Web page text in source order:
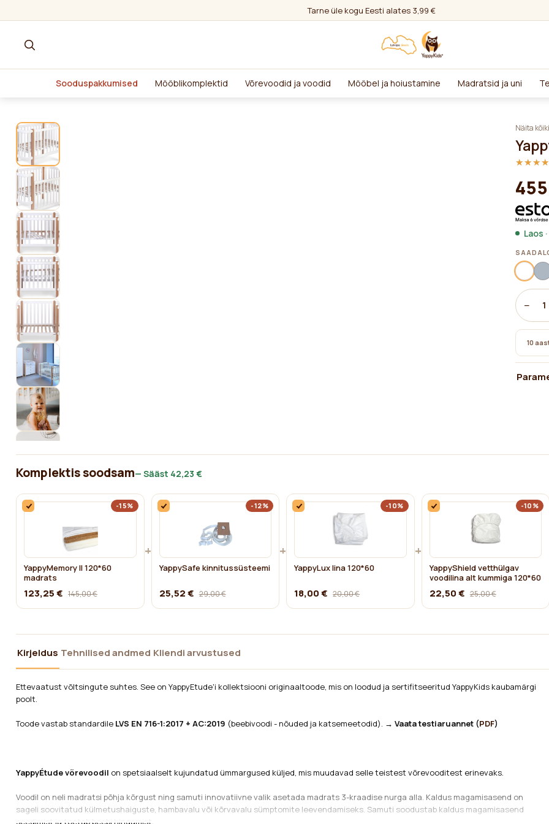
Tarne üle kogu Eesti alates 3,99 €
Sooduspakkumised Mööblikomplektid Võrevoodid ja voodid Mööbel ja hoiustamine Madratsid ja uni
Näita
Laos
− 1
10
Komplektis soodsam— Sääst 42,23 €
-15%
YappyMemory II 120*60
madrats
123,25 € 145,00 €
+
-12%
YappySafe kinnitussüsteemi
25,52 € 29,00 €
+
-10%
YappyLux lina 120*60
18,00 € 20,00 €
+
-10%
YappyShield vetthülgav
voodilina alt kummiga 120*60
22,50 € 25,00 €
Kirjeldus Tehnilised andmed Kliendi arvustused
Ettevaatust võltsingute suhtes. See on YappyEtude'i kollektsiooni originaaltoode, mis on loodud ja sertifitseeritud YappyKids kaubamärgi
poolt.
Toode vastab standardile LVS EN 716-1:2017 + AC:2019 (beebivoodi - nõuded ja katsemeetodid). → Vaata testiaruannet (PDF)
YappyÉtude võrevoodil on spetsiaalselt kujundatud ümmargused küljed, mis muudavad selle teistest võrevooditest erinevaks.
Voodil on neli madratsi põhja kõrgust ning samuti innovatiivne valik asetada madrats 3-kraadise nurga alla. Kaldus magamisasend on
sageli soovitatud külmetushaiguste, hambavalu või kõrvavalu sümptomite leevendamiseks. Samuti soodustab kaldus magamisasend
seedimist ja toetab beebi hingamist.